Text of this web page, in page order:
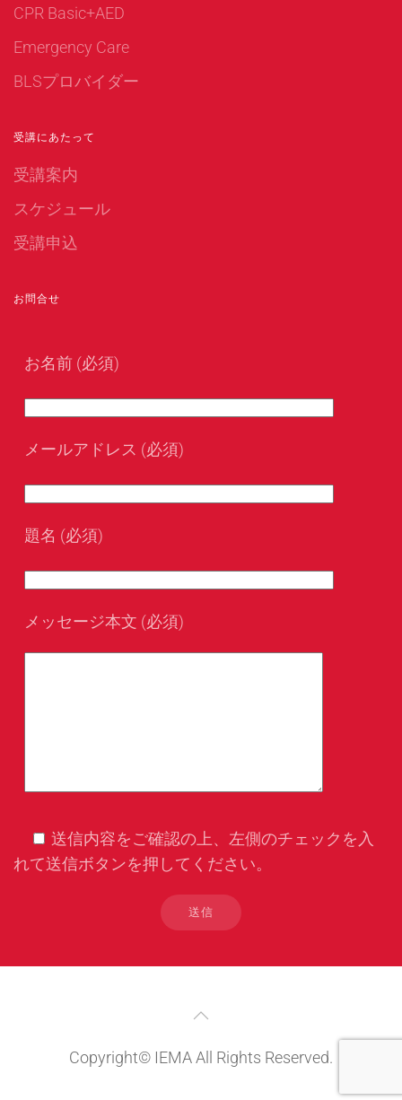
CPR Basic+AED
Emergency Care
BLSプロバイダー
受講にあたって
受講案内
スケジュール
受講申込
お問合せ
お名前 (必須)
メールアドレス (必須)
題名 (必須)
メッセージ本文 (必須)
送信内容をご確認の上、左側のチェックを入
れて送信ボタンを押してください。
Copyright© IEMA All Rights Reserved.